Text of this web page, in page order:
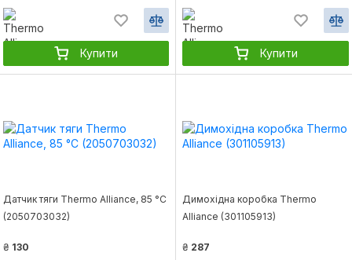
Купити Купити
Датчик тяги Thermo Alliance, 85 °С
(2050703032)
₴ 130
Димохідна коробка Thermo
Alliance (301105913)
₴ 287